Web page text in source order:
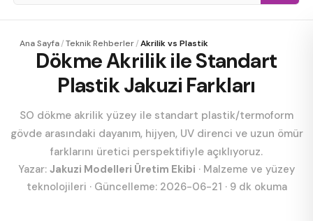
Ana Sayfa/Teknik Rehberler/Akrilik vs Plastik
Dökme Akrilik ile Standart
Plastik Jakuzi Farkları
SO dökme akrilik yüzey ile standart plastik/termoform
gövde arasındaki dayanım, hijyen, UV direnci ve uzun ömür
farklarını üretici perspektifiyle açıklıyoruz.
Yazar: Jakuzi Modelleri Üretim Ekibi · Malzeme ve yüzey
teknolojileri · Güncelleme: 2026-06-21 · 9dk okuma